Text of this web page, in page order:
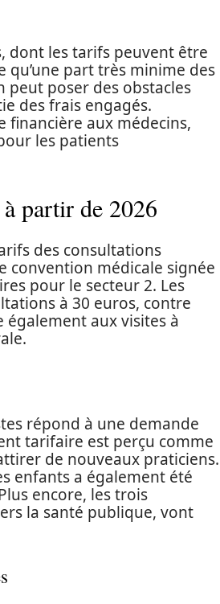
dont les tarifs peuvent être
part très minime des
poser des obstacles
des frais engagés.
financière aux médecins,
les patients
partir de 2026
des consultations
convention médicale signée
pour le secteur 2. Les
à 30 euros, contre
également aux visites à
répond à une demande
tarifaire est perçu comme
de nouveaux praticiens.
enfants a également été
encore, les trois
la santé publique, vont